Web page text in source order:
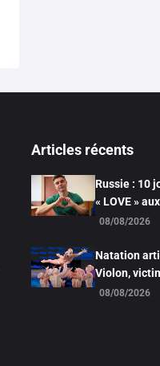
Articles récents
Russie : 10
« LOVE »
08/08/2026
Natation
Violon,
08/08/2026